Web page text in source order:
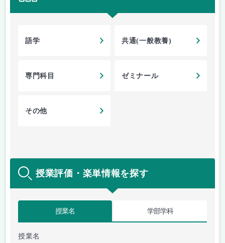
語学 共通(一般教養)
専門科目 ゼミナール
その他
授業評価・楽単情報を探す
授業名 学部学科
授業名